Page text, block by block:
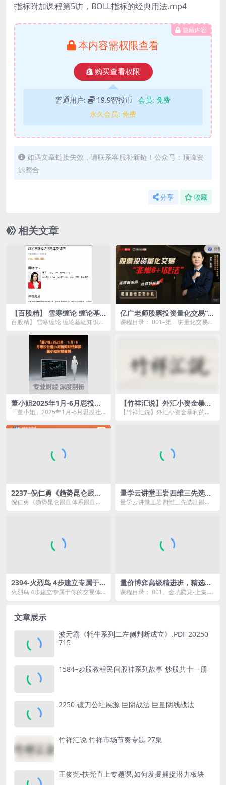
指标附加课程第5讲，BOLL指标的经典用法.mp4
隐藏内容
本内容需权限查看
购买查看权限
普通用户: 19.9智投币 会员: 免费
永久会员: 免费
如遇文章链接失效，请联系客服补新链！公众号：顶峰资
源整合
分享 收藏
相关文章
【百股精】 雪寒缠论 缠论基
础知识精品系列视频课程
百股精】 雪寒缠论 缠论基础知识精
亿广老师股票投资量化交易“非
常6+1战法”
课程目录： 001–第一讲量化交易的
董小姐2025年1月-6月思投社
董小姐新闻财经解读 董小姐财
「董小姐」2025年1月-6月思投社
频 赠送20...
【竹祥汇说】外汇小资金暴利
的秘密
【竹祥汇说】外汇小资金暴利的秘
2237–倪仁勇《趋势昆仑跟庄
体系跟庄战法》高阶课程系统
倪仁勇《趋势昆仑跟庄体系跟庄战
量学云讲堂王岩四维三先选庄
跟庄基训班第50期
量学云讲堂王岩四维三先选庄跟庄
2394-火烈鸟 4步建立专属于
你的交易体系
火烈鸟 4步建立专属于你的交易体
量价博弈高级精进班，精选高
阶战法组合-刘骥才
课程目录： 001、金坑腾龙-上集.m
文章展示
波元霸《牦牛系列二左侧判断成立》.PDF 20250
715
1584–炒股教程民间股神系列故事 炒股共十一册
2250-镰刀公社展源 巨阴战法 巨量阴线战法
竹祥汇说 竹祥市场节奏专题 27集
王俊尧-扶尧直上专题课,如何发掘捕捉潜力板块